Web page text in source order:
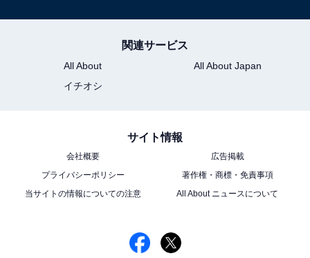
関連サービス
All About
All About Japan
イチオシ
サイト情報
会社概要
広告掲載
プライバシーポリシー
著作権・商標・免責事項
当サイトの情報についての注意
All About ニュースについて